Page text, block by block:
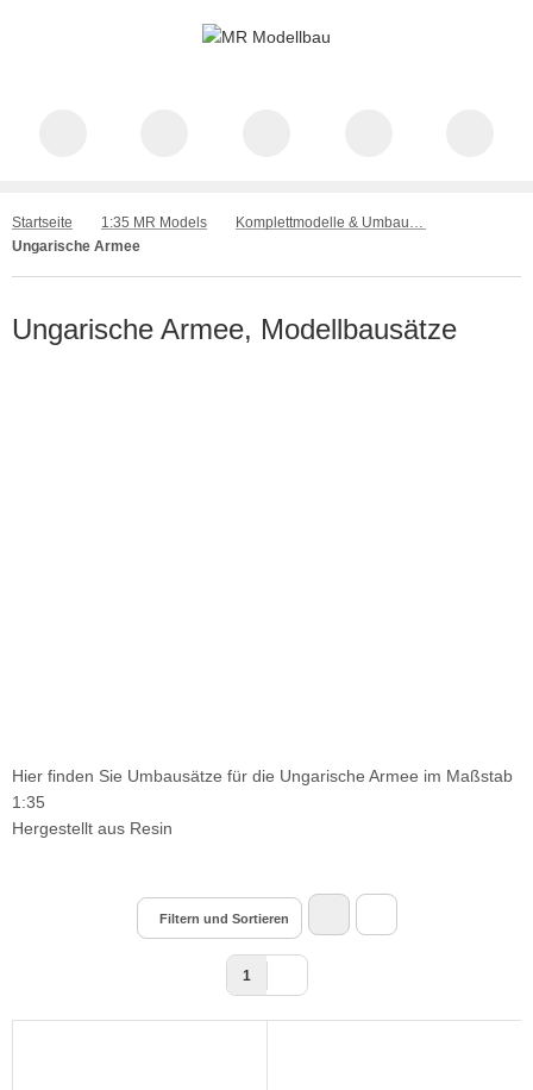
Startseite 1:35 MR Models
Komplettmodelle & Umbausätze
Ungarische Armee
Ungarische Armee, Modellbausätze
Hier finden Sie Umbausätze für die Ungarische Armee im Maßstab
1:35
Hergestellt aus Resin
Filtern und Sortieren
1